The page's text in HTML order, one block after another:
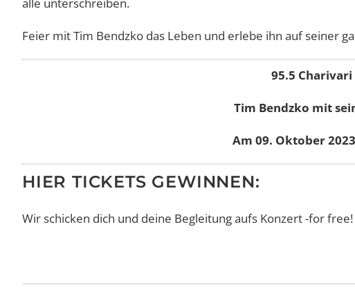
Feier mit Tim Bendzko das Leben und erlebe ihn auf seiner
95.5
Tim Bendzko mit
Am 09. Oktober
HIER TICKETS GEWINNEN:
Wir schicken dich und deine Begleitung aufs Konzert -for free!